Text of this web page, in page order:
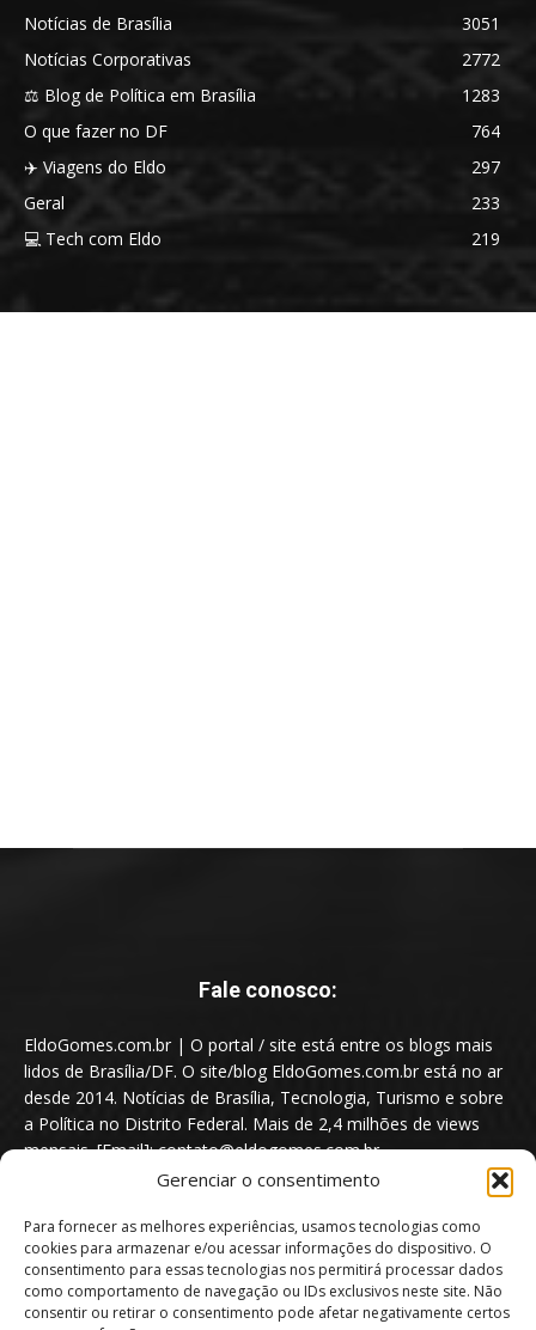
Gerenciar o consentimento
Para fornecer as melhores experiências, usamos tecnologias como
cookies para armazenar e/ou acessar informações do dispositivo. O
consentimento para essas tecnologias nos permitirá processar dados
como comportamento de navegação ou IDs exclusivos neste site. Não
consentir ou retirar o consentimento pode afetar negativamente certos
Notícias de Brasília
3051
Notícias Corporativas
2772
⚖️ Blog de Política em Brasília
1283
O que fazer no DF
764
✈️ Viagens do Eldo
297
Geral
233
💻 Tech com Eldo
219
Fale conosco:
EldoGomes.com.br | O portal / site está entre os blogs mais
lidos de Brasília/DF. O site/blog EldoGomes.com.br está no ar
desde 2014. Notícias de Brasília, Tecnologia, Turismo e sobre
a Política no Distrito Federal. Mais de 2,4 milhões de views
mensais. [Email]: contato@eldogomes.com.br